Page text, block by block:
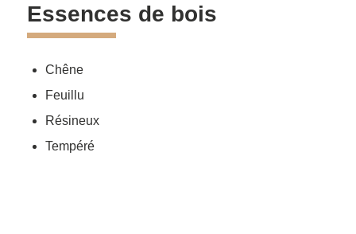
Essences de bois
Chêne
Feuillu
Résineux
Tempéré